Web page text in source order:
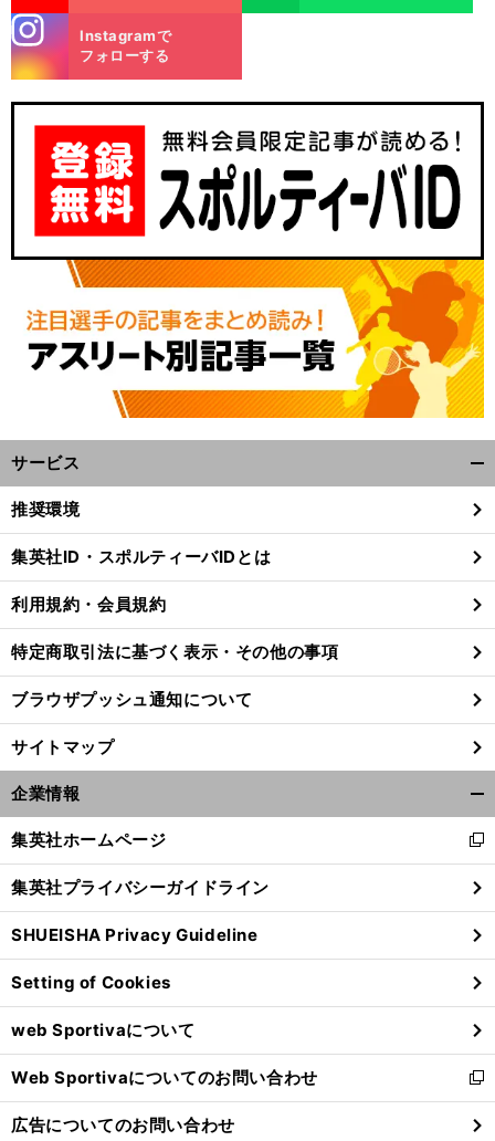
前
m
Instagramで
フォローする
サービス
閉
る
推奨環境
集英社ID・スポルティーバIDとは
利用規約・会員規約
特定商取引法に基づく表示・その他の事項
ブラウザプッシュ通知について
サイトマップ
企業情報
閉
る
集英社ホームページ
新
し
い
ウ
ィ
ン
ド
ウ
で
開
く
集英社プライバシーガイドライン
SHUEISHA Privacy Guideline
Setting of Cookies
web Sportivaについて
Web Sportivaについてのお問い合わせ
新
し
い
広告についてのお問い合わせ